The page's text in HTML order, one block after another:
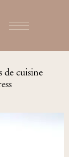
de cuisine